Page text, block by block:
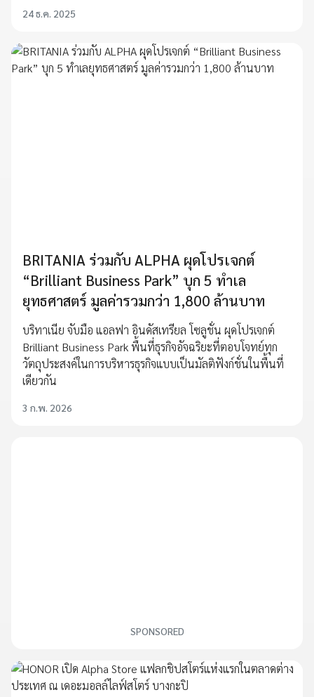
24 ธ.ค. 2025
BRITANIA ร่วมกับ ALPHA ผุดโปรเจกต์
“Brilliant Business Park” บุก 5 ทำเล
ยุทธศาสตร์ มูลค่ารวมกว่า 1,800 ล้านบาท
บริทาเนีย จับมือ แอลฟา อินดัสเทรียล โซลูชั่น ผุดโปรเจกต์
Brilliant Business Park พื้นที่ธุรกิจอัจฉริยะที่ตอบโจทย์ทุก
วัตถุประสงค์ในการบริหารธุรกิจแบบเป็นมัลติฟังก์ชั่นในพื้นที่
เดียวกัน
3 ก.พ. 2026
SPONSORED